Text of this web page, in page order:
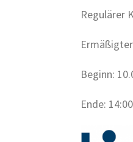
Regulärer
Beginn:
Ende: